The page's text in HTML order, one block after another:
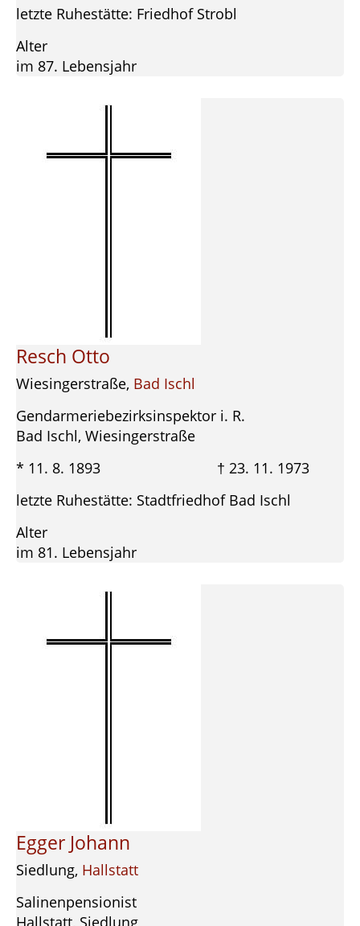
letzte Ruhestätte: Friedhof Strobl
Alter
im 87. Lebensjahr
Resch Otto
Wiesingerstraße, Bad Ischl
Gendarmeriebezirksinspektor i. R.
Bad Ischl, Wiesingerstraße
* 11. 8. 1893 † 23. 11. 1973
letzte Ruhestätte: Stadtfriedhof Bad Ischl
Alter
im 81. Lebensjahr
Egger Johann
Siedlung, Hallstatt
Salinenpensionist
Hallstatt, Siedlung